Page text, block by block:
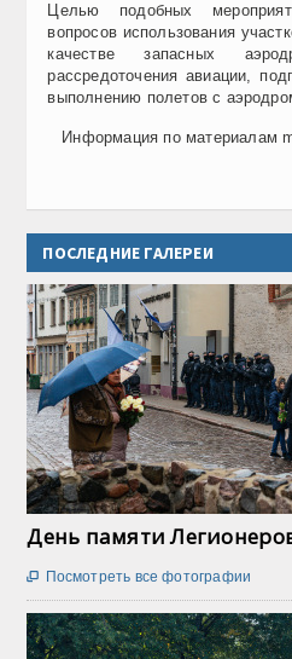
Целью подобных
вопросов использования
качестве запасных
рассредоточения авиации,
выполнению полетов с
Информация по материалам
ПОСЛЕДНИЕ ГАЛЕРЕИ
День памяти
 Посмотреть все фотографии